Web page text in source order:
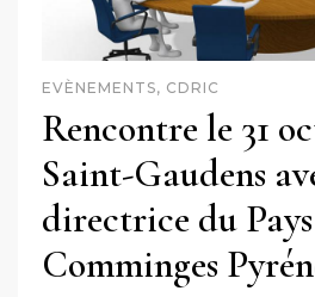
EVÈNEMENTS, CDRIC
Rencontre le 31
Saint-Gaudens
directrice du Pays
Comminges